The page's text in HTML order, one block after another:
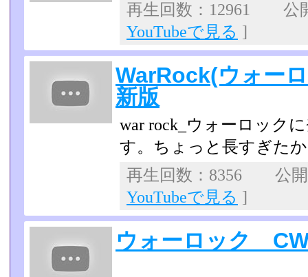
再生回数：12961 公
YouTubeで見る ]
WarRock(ウォー
新版
war rock_ウォーロック
す。ちょっと長すぎた
再生回数：8356 公
YouTubeで見る ]
ウォーロック